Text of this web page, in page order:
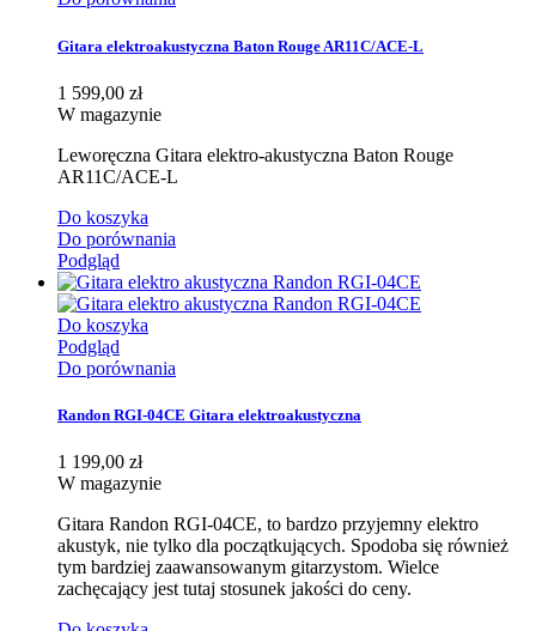
Gitara elektroakustyczna Baton Rouge AR11C/ACE-L
1 599,00 zł
W magazynie
Leworęczna Gitara elektro-akustyczna Baton Rouge
AR11C/ACE-L
Do koszyka
Do porównania
Podgląd
Do koszyka
Podgląd
Do porównania
Randon RGI-04CE Gitara elektroakustyczna
1 199,00 zł
W magazynie
Gitara Randon RGI-04CE, to bardzo przyjemny elektro
akustyk, nie tylko dla początkujących. Spodoba się również
tym bardziej zaawansowanym gitarzystom. Wielce
zachęcający jest tutaj stosunek jakości do ceny.